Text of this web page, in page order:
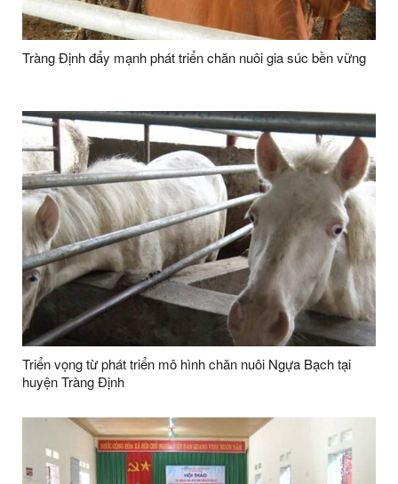
Tràng Định đẩy mạnh phát triển chăn nuôi gia súc bền vững
Triển vọng từ phát triển mô hình chăn nuôi Ngựa Bạch tại
huyện Tràng Định